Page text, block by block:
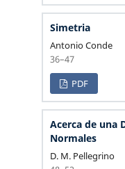
Simetria
Antonio Conde
36–47
PDF
Acerca de una
Normales
D. M. Pellegrino